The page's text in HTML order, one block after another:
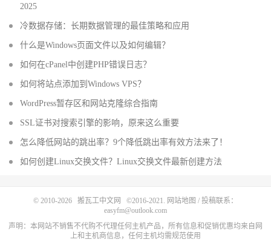
2025
冷数据存储：长期数据管理的最佳策略和应用
什么是Windows页面文件以及如何编辑？
如何在cPanel中创建PHP错误日志？
如何将站点添加到Windows VPS？
WordPress暂存区和网站克隆综合指南
SSL证书对搜索引擎的影响，原来这么重要
怎么降低网站的跳出率？9个降低跳出率有效方法来了！
如何创建Linux交换文件？Linux交换文件最新创建方法
© 2010-2026 搬瓦工中文网 ©2016-2021. 网站地图 / 投稿联系：
easyfm@outlook.com
声明：本网站不销售不代购不代理任何主机产品，所有信息和促销优惠均来自网
上和主机商信息，任何主机均需规范使用